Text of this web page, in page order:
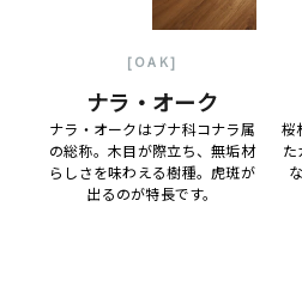
[OAK]
ナラ・オーク
ナラ・オークはブナ科コナラ属
の総称。木目が際立ち、無垢材
らしさを味わえる樹種。虎斑が
出るのが特長です。
桜
た